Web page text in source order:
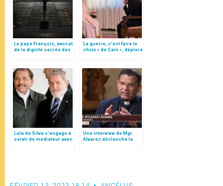
Le pape François, avocat
de la dignité sacrée des
La guerre, c’est faire le
choix « de Caïn », déplore
Lula da Silva s’engage à
servir de médiateur avec
Une interview de Mgr
Álvarez déclenche la